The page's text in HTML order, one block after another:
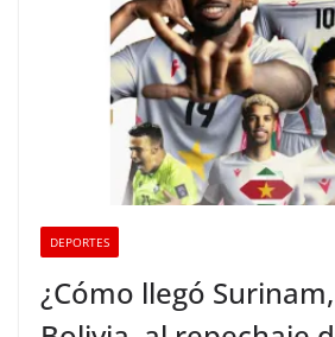
DEPORTES
¿Cómo llegó